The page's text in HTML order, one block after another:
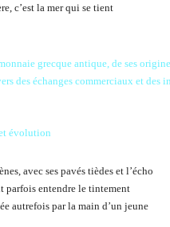
c’est la mer qui se tient
évolution
avec ses pavés tièdes et l’écho
parfois entendre le tintement
autrefois par la main d’un jeune